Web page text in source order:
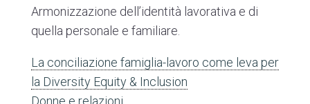
Armonizzazione dell’identità lavorativa e di
quella personale e familiare.
La conciliazione famiglia-lavoro come leva per
la Diversity Equity & Inclusion
Donne e relazioni